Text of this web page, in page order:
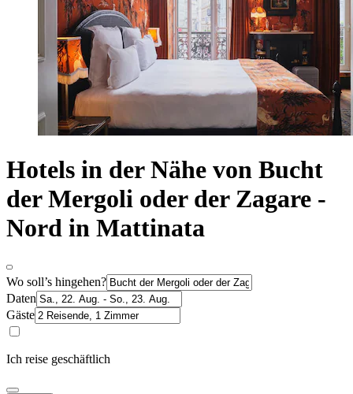
Hotels in der Nähe von Bucht
der Mergoli oder der Zagare -
Nord in Mattinata
Wo soll’s hingehen?
Daten
Gäste
Ich reise geschäftlich